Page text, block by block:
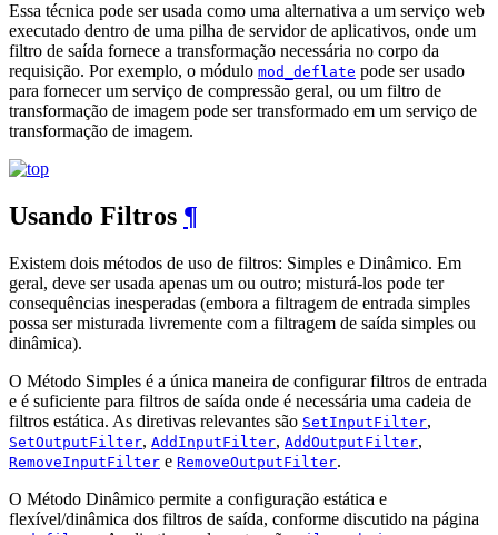
Essa técnica pode ser usada como uma alternativa a um serviço web
executado dentro de uma pilha de servidor de aplicativos, onde um
filtro de saída fornece a transformação necessária no corpo da
requisição. Por exemplo, o módulo mod_deflate pode ser usado
para fornecer um serviço de compressão geral, ou um filtro de
transformação de imagem pode ser transformado em um serviço de
transformação de imagem.
Usando Filtros ¶
Existem dois métodos de uso de filtros: Simples e Dinâmico. Em
geral, deve ser usada apenas um ou outro; misturá-los pode ter
consequências inesperadas (embora a filtragem de entrada simples
possa ser misturada livremente com a filtragem de saída simples ou
dinâmica).
O Método Simples é a única maneira de configurar filtros de entrada
e é suficiente para filtros de saída onde é necessária uma cadeia de
filtros estática. As diretivas relevantes são SetInputFilter,
SetOutputFilter, AddInputFilter, AddOutputFilter,
RemoveInputFilter e RemoveOutputFilter.
O Método Dinâmico permite a configuração estática e
flexível/dinâmica dos filtros de saída, conforme discutido na página